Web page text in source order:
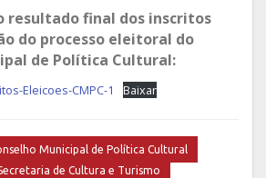
resultado final dos inscritos
do processo eleitoral do
de Política Cultural:
Eleicoes-CMPC-1 Baixar
Municipal de Política Cultural
de Cultura e Turismo